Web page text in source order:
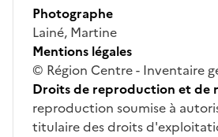
Photographe
Lainé, Martine
Mentions légales
© Région Centre - Inventaire
Droits de reproduction et de
reproduction soumise à
titulaire des droits